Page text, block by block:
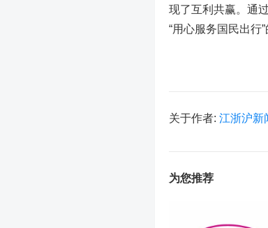
现了互利共赢。通
“用心服务国民出行”
关于作者: 江浙沪新
为您推荐